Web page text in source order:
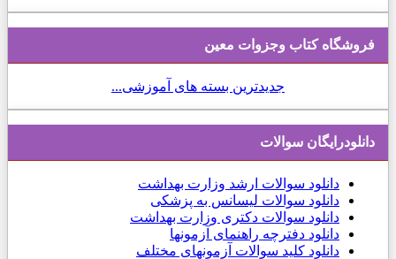
فروشگاه کتاب وجزوات معین
جدیدترین بسته های آموزشی...
دانلودرایگان سوالات
دانلود سوالات ارشد وزارت بهداشت
دانلود سوالات لیسانس به پزشکی
دانلود سوالات دکتری وزارت بهداشت
دانلود دفترچه راهنمای آزمونها
دانلود کلید سوالات آزمونهای مختلف